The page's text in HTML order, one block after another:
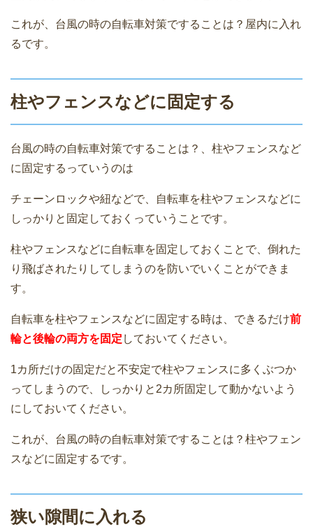
これが、台風の時の自転車対策ですることは？屋内に入れ
るです。
柱やフェンスなどに固定する
台風の時の自転車対策ですることは？、柱やフェンスなど
に固定するっていうのは
チェーンロックや紐などで、自転車を柱やフェンスなどに
しっかりと固定しておくっていうことです。
柱やフェンスなどに自転車を固定しておくことで、倒れた
り飛ばされたりしてしまうのを防いでいくことができま
す。
自転車を柱やフェンスなどに固定する時は、できるだけ前
輪と後輪の両方を固定 しておいてください。
1カ所だけの固定だと不安定で柱やフェンスに多くぶつか
ってしまうので、しっかりと2カ所固定して動かないよう
にしておいてください。
これが、台風の時の自転車対策ですることは？柱やフェン
スなどに固定するです。
狭い隙間に入れる